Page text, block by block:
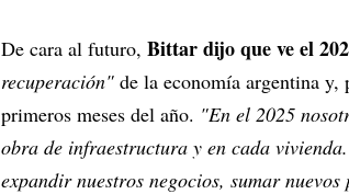
De cara al futuro, Bittar dijo que ve el
recuperación" de la economía argentina
primeros meses del año. "En el 2025
obra de infraestructura y en cada
expandir nuestros negocios, sumar